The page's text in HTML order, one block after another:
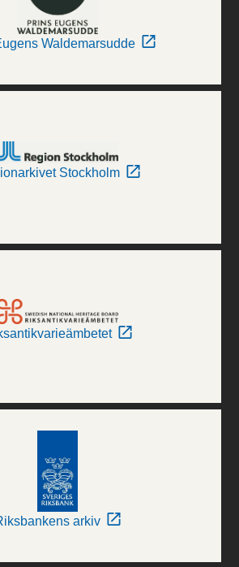
Waldemarsudde
Stockholm
arkiv